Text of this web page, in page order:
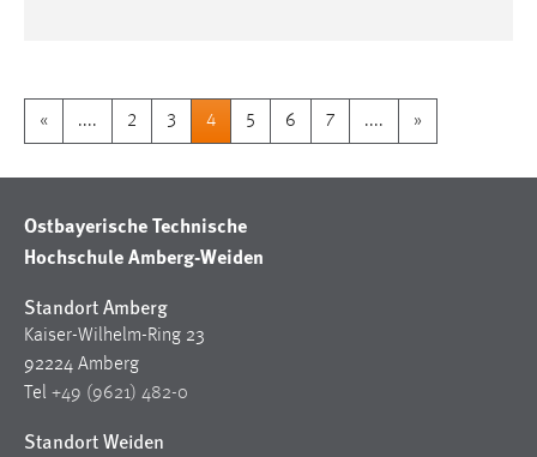
« .... 2 3 4 5 6 7 .... »
Ostbayerische Technische
Hochschule Amberg-Weiden
Standort Amberg
Kaiser-Wilhelm-Ring 23
92224 Amberg
Tel +49 (9621) 482-0
Standort Weiden